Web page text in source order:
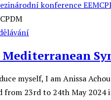
myself, I am Anissa
from 23rd to 24th May